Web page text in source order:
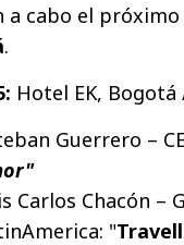
a cabo el próximo
.
Hotel EK, Bogotá
Guerrero –
Carlos Chacón –
"